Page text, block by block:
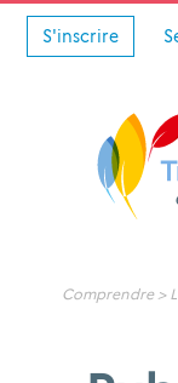
S'inscrire
Comprendre >